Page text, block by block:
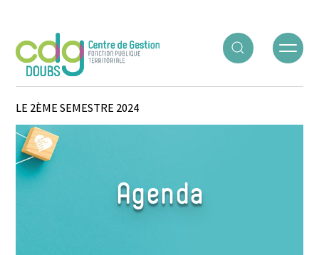
ACCUEIL○AGENDA○RECENSEMENT DES POSTES POUR
LE 2ÈME SEMESTRE 2024
Agenda